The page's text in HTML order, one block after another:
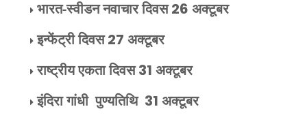
भारत-स्वीडन नवाचार दिवस26 अक्टूबर
इन्फेंट्री दिवस27 अक्टूबर
राष्ट्रीय एकता दिवस31 अक्टूबर
इंदिरा गांधी पुण्यतिथि 31 अक्टूबर